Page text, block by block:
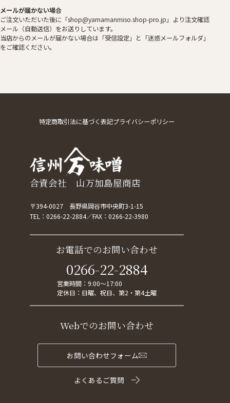
メールが届かない場合
ご注文いただいた後に「shop@yamamanmiso.shop-pro.jp」より注文確認
メール（自動送信）をお送りしています。
当店からのメールが届かない場合は「受信設定」と「迷惑メールフォルダ」
をご確認ください。
特定商取引法に基づく表記プライバシーポリシー
合資会社 山万加島屋商店
〒394-0027 長野県岡谷市中央町3-1-15
TEL： 0266-22-2884 FAX：0266-22-3980
お電話でのお問い合わせ
0266-22-2884
営業時間：9:00～17:00
定休日：日曜、祝日、第2・第4土曜
Webでのお問い合わせ
お問い合わせフォーム
よくあるご質問